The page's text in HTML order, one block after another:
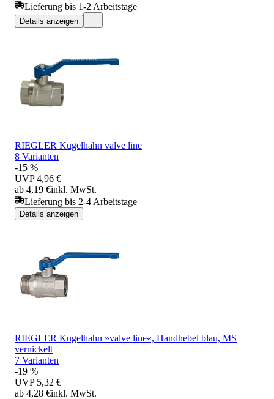
Lieferung bis 1-2 Arbeitstage
Details anzeigen
RIEGLER Kugelhahn valve line
8 Varianten
-15 %
UVP 4,96 €
ab 4,19 €inkl. MwSt.
Lieferung bis 2-4 Arbeitstage
Details anzeigen
RIEGLER Kugelhahn »valve line«, Handhebel blau, MS
vernickelt
7 Varianten
-19 %
UVP 5,32 €
ab 4,28 €inkl. MwSt.